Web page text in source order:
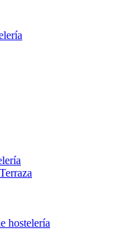
hostelería